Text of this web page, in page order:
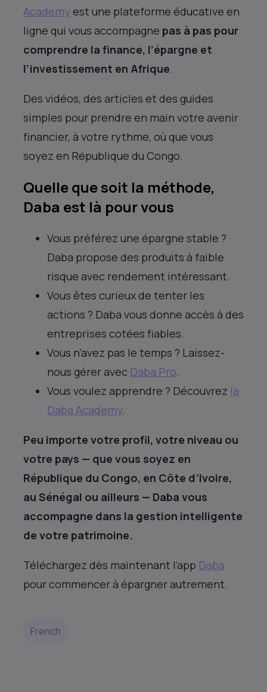
Academyest une plateforme éducative en
ligne qui vous accompagne pas à pas pour
comprendre la finance, l’épargne et
l’investissement en Afrique.
Des vidéos, des articles et des guides
simples pour prendre en main votre avenir
financier, à votre rythme, où que vous
soyez en République du Congo.
Quelle que soit la méthode,
Daba est là pour vous
Vous préférez une épargne stable ?
Daba propose des produits à faible
risque avec rendement intéressant.
Vous êtes curieux de tenter les
actions ? Daba vous donne accès à des
entreprises cotées fiables.
Vous n’avez pas le temps ? Laissez-
nous gérer avec Daba Pro.
Vous voulez apprendre ? Découvrez la
Daba Academy.
Peu importe votre profil, votre niveau ou
votre pays — que vous soyez en
République du Congo, en Côte d’Ivoire,
au Sénégal ou ailleurs — Daba vous
accompagne dans la gestion intelligente
de votre patrimoine.
Téléchargez dès maintenant l’app Daba
pour commencer à épargner autrement.
French